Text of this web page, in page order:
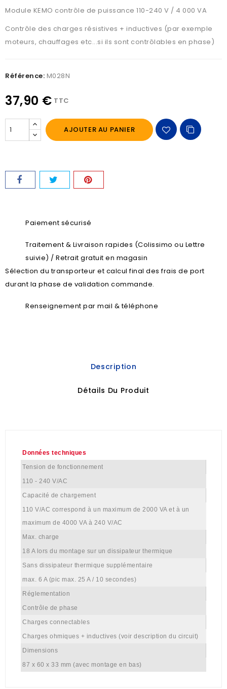
Module KEMO contrôle de puissance 110-240 V / 4 000 VA
Contrôle des charges résistives + inductives (par exemple
moteurs, chauffages etc...si ils sont contrôlables en phase)
Référence: M028N
37,90 € TTC
AJOUTER AU PANIER
Paiement sécurisé
Traitement & Livraison rapides (Colissimo ou Lettre
suivie) / Retrait gratuit en magasin
Sélection du transporteur et calcul final des frais de port
durant la phase de validation commande.
Renseignement par mail & téléphone
Description
Détails Du Produit
Données techniques
Tension de fonctionnement
110 - 240 V/AC
Capacité de chargement
110 V/AC correspond à un maximum de 2000 VA et à un
maximum de 4000 VA à 240 V/AC
Max. charge
18 A lors du montage sur un dissipateur thermique
Sans dissipateur thermique supplémentaire
max. 6 A (pic max. 25 A / 10 secondes)
Réglementation
Contrôle de phase
Charges connectables
Charges ohmiques + inductives (voir description du circuit)
Dimensions
87 x 60 x 33 mm (avec montage en bas)